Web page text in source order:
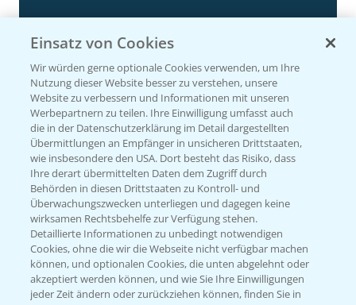
4:50
Rundgang Silomais Demo bei Neu-Ulm
23.09.2024
5:54
Rundgang - Silomais Demo Region
Augsburg
Einsatz von Cookies
Wir würden gerne optionale Cookies verwenden, um Ihre
Nutzung dieser Website besser zu verstehen, unsere
Website zu verbessern und Informationen mit unseren
Werbepartnern zu teilen. Ihre Einwilligung umfasst auch
die in der Datenschutzerklärung im Detail dargestellten
Übermittlungen an Empfänger in unsicheren Drittstaaten,
wie insbesondere den USA. Dort besteht das Risiko, dass
Ihre derart übermittelten Daten dem Zugriff durch
Behörden in diesen Drittstaaten zu Kontroll- und
Überwachungszwecken unterliegen und dagegen keine
wirksamen Rechtsbehelfe zur Verfügung stehen.
Detaillierte Informationen zu unbedingt notwendigen
Cookies, ohne die wir die Webseite nicht verfügbar machen
können, und optionalen Cookies, die unten abgelehnt oder
akzeptiert werden können, und wie Sie Ihre Einwilligungen
jeder Zeit ändern oder zurückziehen können, finden Sie in